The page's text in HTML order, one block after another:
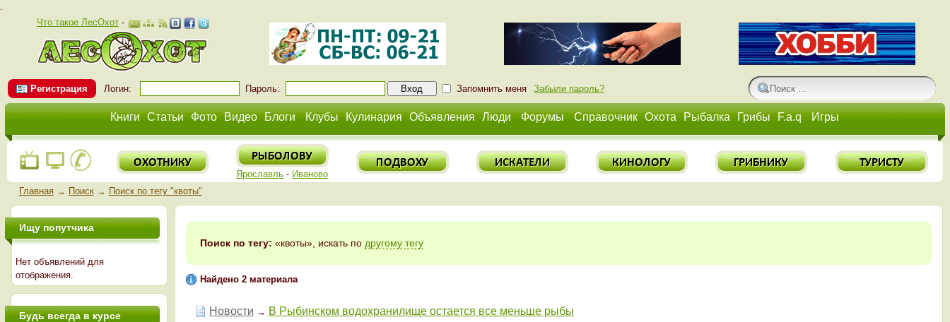
.
Что такое ЛесОхот-
Регистрация Логин: Пароль: Запомнить меня Забыли пароль?
Книги Статьи Фото Видео Блоги Клубы Кулинария Объявления Люди Форумы Справочник Охота Рыбалка Грибы F.a.q Игры
Ярославль - Иваново
Главная→ Поиск→ Поиск по тегу "квоты"
Поиск по тегу: «квоты», искать по другому тегу
Найдено 2 материала
Новости → В Рыбинском водохранилище остается все меньше рыбы
Ищу попутчика
Нет объявлений для
отображения.
Будь всегда в курсе